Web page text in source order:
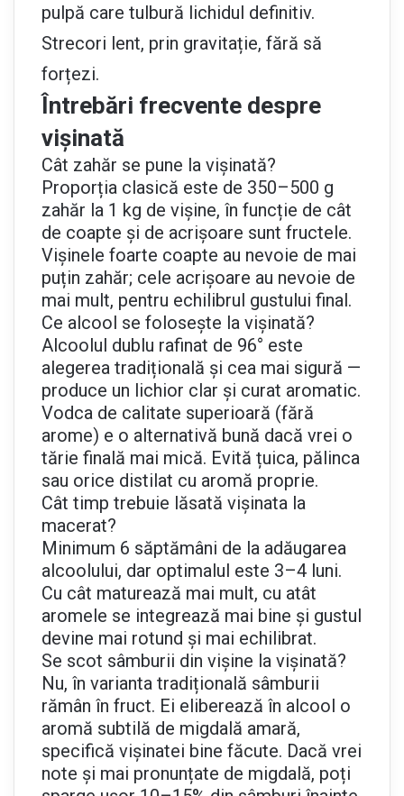
pulpă care tulbură lichidul definitiv.
Strecori lent, prin gravitație, fără să
forțezi.
Întrebări frecvente despre
vișinată
Cât zahăr se pune la vișinată?
Proporția clasică este de 350–500 g
zahăr la 1 kg de vișine, în funcție de cât
de coapte și de acrișoare sunt fructele.
Vișinele foarte coapte au nevoie de mai
puțin zahăr; cele acrișoare au nevoie de
mai mult, pentru echilibrul gustului final.
Ce alcool se folosește la vișinată?
Alcoolul dublu rafinat de 96° este
alegerea tradițională și cea mai sigură —
produce un lichior clar și curat aromatic.
Vodca de calitate superioară (fără
arome) e o alternativă bună dacă vrei o
tărie finală mai mică. Evită țuica, pălinca
sau orice distilat cu aromă proprie.
Cât timp trebuie lăsată vișinata la
macerat?
Minimum 6 săptămâni de la adăugarea
alcoolului, dar optimalul este 3–4 luni.
Cu cât maturează mai mult, cu atât
aromele se integrează mai bine și gustul
devine mai rotund și mai echilibrat.
Se scot sâmburii din vișine la vișinată?
Nu, în varianta tradițională sâmburii
rămân în fruct. Ei eliberează în alcool o
aromă subtilă de migdală amară,
specifică vișinatei bine făcute. Dacă vrei
note și mai pronunțate de migdală, poți